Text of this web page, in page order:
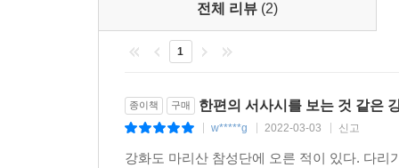
· 인류 근대사의 첫 출발점, 동학의 ‘다시 개벽’ 선언
· 상제님의 강세 소식을 전한 최수운 대신사...........
· 1894년 동학혁명과 그 후 600만 참 동학군..........
· 한민족을 병들게 한 소한사관............................
· 천지부모와 하나 된 태일 인간............................
전체 리뷰 (2)
1
종이책 구매 한편의 서사시를 보는 것 같은
w*****g 2022-03-03 신고
강화도 마리산 참성단에 오른 적이 있다. 다